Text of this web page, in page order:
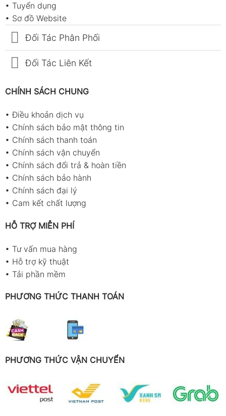
• Tuyển dụng
• Sơ đồ Website
Đối Tác Phân Phối
Đối Tác Liên Kết
CHÍNH SÁCH CHUNG
•Điều khoản dịch vụ
• Chính sách bảo mật thông tin
• Chính sách thanh toán
• Chính sách vận chuyển
• Chính sách đổi trả & hoàn tiền
• Chính sách bảo hành
• Chính sách đại lý
• Cam kết chất lượng
HỖ TRỢ MIỄN PHÍ
• Tư vấn mua hàng
• Hỗ trợ kỹ thuật
• Tải phần mềm
PHƯƠNG THỨC THANH TOÁN
PHƯƠNG THỨC VẬN CHUYỂN